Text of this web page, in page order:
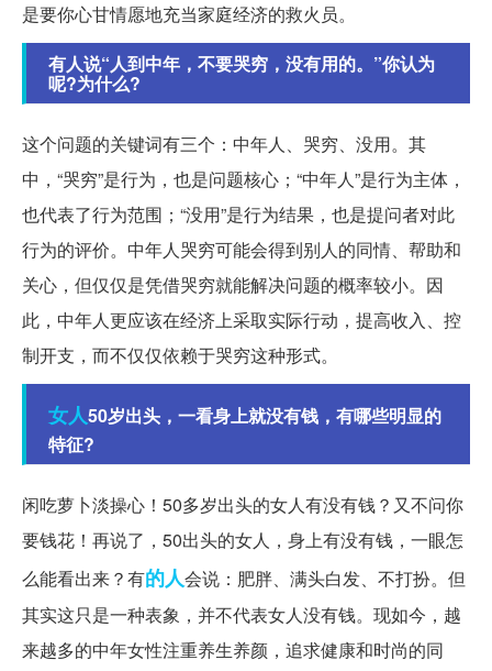
是要你心甘情愿地充当家庭经济的救火员。
有人说“人到中年，不要哭穷，没有用的。”你认为
呢?为什么?
这个问题的关键词有三个：中年人、哭穷、没用。其
中，“哭穷”是行为，也是问题核心；“中年人”是行为主体，
也代表了行为范围；“没用”是行为结果，也是提问者对此
行为的评价。中年人哭穷可能会得到别人的同情、帮助和
关心，但仅仅是凭借哭穷就能解决问题的概率较小。因
此，中年人更应该在经济上采取实际行动，提高收入、控
制开支，而不仅仅依赖于哭穷这种形式。
女人50岁出头，一看身上就没有钱，有哪些明显的
特征?
闲吃萝卜淡操心！50多岁出头的女人有没有钱？又不问你
要钱花！再说了，50出头的女人，身上有没有钱，一眼怎
么能看出来？有的人会说：肥胖、满头白发、不打扮。但
其实这只是一种表象，并不代表女人没有钱。现如今，越
来越多的中年女性注重养生养颜，追求健康和时尚的同